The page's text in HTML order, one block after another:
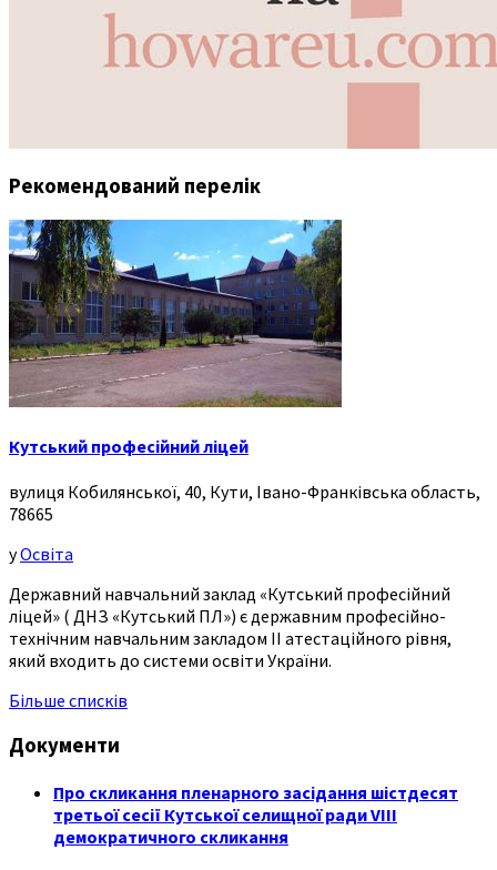
Рекомендований перелік
Кутський професійний ліцей
вулиця Кобилянської, 40, Кути, Івано-Франківська область,
78665
уОсвіта
Державний навчальний заклад «Кутський професійний
ліцей» ( ДНЗ «Кутський ПЛ») є державним професійно-
технічним навчальним закладом ІІ атестаційного рівня,
який входить до системи освіти України.
Більше списків
Документи
Про скликання пленарного засідання шістдесят
третьої сесії Кутської селищної ради VIII
демократичного скликання